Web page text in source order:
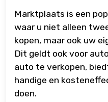
Marktplaats is een
waar u niet alleen
kopen, maar ook uw
Dit geldt ook voor
auto te verkopen,
handige en
doen.